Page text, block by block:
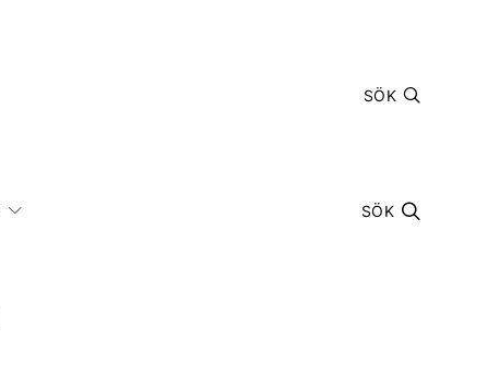
SÖK
SÖK